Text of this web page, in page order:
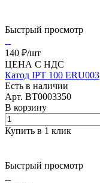
Быстрый просмотр
140 ₽/шт
ЦЕНА С НДС
Катод IPT 100 ERU003
Есть в наличии
Арт. BT0003350
В корзину
Купить в 1 клик
Быстрый просмотр